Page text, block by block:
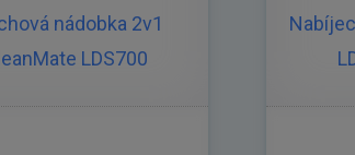
nádobka 2v1
LDS700